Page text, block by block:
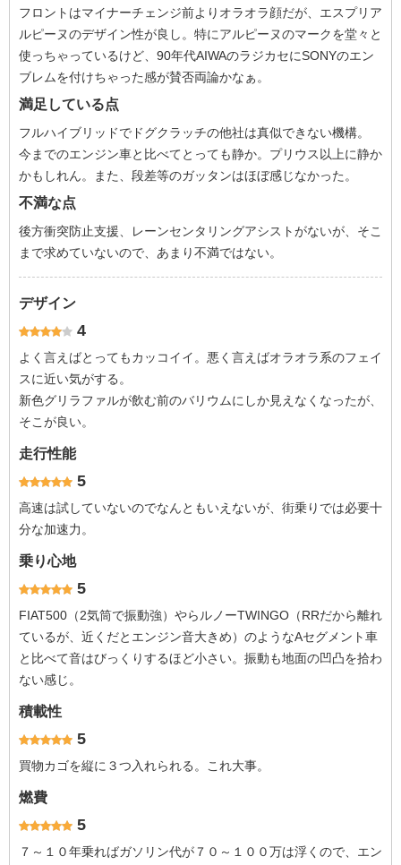
フロントはマイナーチェンジ前よりオラオラ顔だが、エスプリア
ルピーヌのデザイン性が良し。特にアルピーヌのマークを堂々と
使っちゃっているけど、90年代AIWAのラジカセにSONYのエン
ブレムを付けちゃった感が賛否両論かなぁ。
満足している点
フルハイブリッドでドグクラッチの他社は真似できない機構。
今までのエンジン車と比べてとっても静か。プリウス以上に静か
かもしれん。また、段差等のガッタンはほぼ感じなかった。
不満な点
後方衝突防止支援、レーンセンタリングアシストがないが、そこ
まで求めていないので、あまり不満ではない。
デザイン
4
よく言えばとってもカッコイイ。悪く言えばオラオラ系のフェイ
スに近い気がする。
新色グリラファルが飲む前のバリウムにしか見えなくなったが、
そこが良い。
走行性能
5
高速は試していないのでなんともいえないが、街乗りでは必要十
分な加速力。
乗り心地
5
FIAT500（2気筒で振動強）やらルノーTWINGO（RRだから離れ
ているが、近くだとエンジン音大きめ）のようなAセグメント車
と比べて音はびっくりするほど小さい。振動も地面の凹凸を拾わ
ない感じ。
積載性
5
買物カゴを縦に３つ入れられる。これ大事。
燃費
5
７～１０年乗ればガソリン代が７０～１００万は浮くので、エン